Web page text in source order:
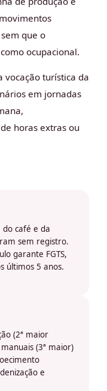
sem que o
ocupacional.
turística da
em jornadas
horas extras ou
do café e da
sem registro.
garante FGTS,
últimos 5 anos.
(2ª maior
(3ª maior)
e